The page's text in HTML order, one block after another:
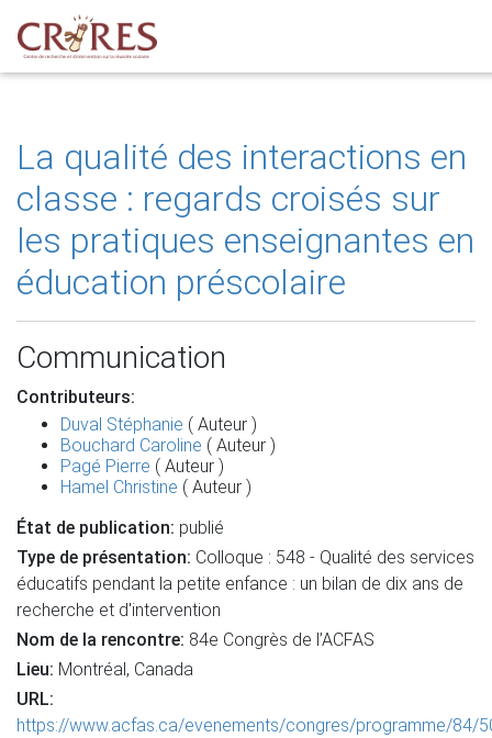
La qualité des interactions en
classe : regards croisés sur
les pratiques enseignantes en
éducation préscolaire
Communication
Contributeurs:
Duval Stéphanie ( Auteur )
Bouchard Caroline ( Auteur )
Pagé Pierre ( Auteur )
Hamel Christine ( Auteur )
État de publication: publié
Type de présentation: Colloque : 548 - Qualité des services
éducatifs pendant la petite enfance : un bilan de dix ans de
recherche et d'intervention
Nom de la rencontre: 84e Congrès de l’ACFAS
Lieu: Montréal, Canada
URL:
https://www.acfas.ca/evenements/congres/programme/84/